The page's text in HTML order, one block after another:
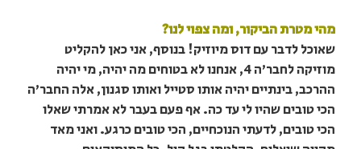
מהי מטרת הביקור, ומה צפוי לנו?
שאוכל לדבר עם דוס מיוזיק! בנוסף, אני כאן להקליט
מוזיקה לחבר'ה 4, אנחנו לא בטוחים מה יהיה, מי יהיה
ההרכב, בינתיים יהיה אותו סטייל ואותו סגנון, אלה החבר'ה
הכי טובים שהיו לי עד כה. אף פעם בעבר לא אמרתי שאלו
הכי טובים, לדעתי הנוכחיים, הכי טובים כרגע. ואני מאד